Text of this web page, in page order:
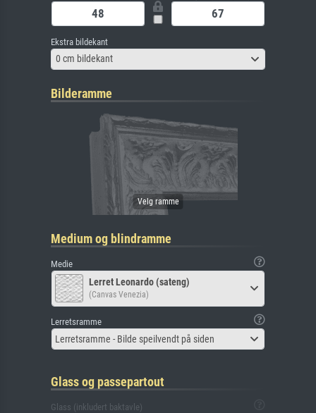
Ekstra bildekant
0 cm bildekant
Bilderamme
Medium og blindramme
Medie
Lerret Leonardo (sateng)
(Canvas Venezia)
Lerretsramme
Lerretsramme - Bilde speilvendt på siden
Glass og passepartout
Glass (inkludert baktavle)